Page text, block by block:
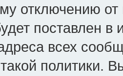
отключению
поставлен в
всех
политики.